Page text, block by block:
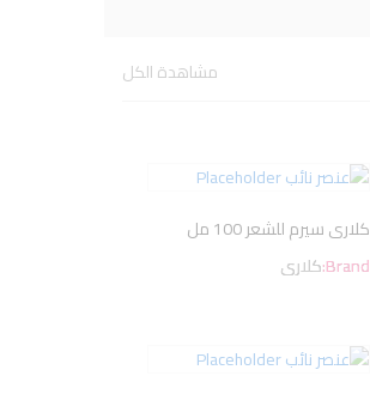
مشاهدة الكل
كلارى سيرم للشعر 100 مل
Brand:كلارى